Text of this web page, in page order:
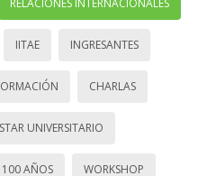
RELACIONES INTERNACIONALES
IITAE INGRESANTES
CHARLAS
UNIVERSITARIO
100 AÑOS WORKSHOP